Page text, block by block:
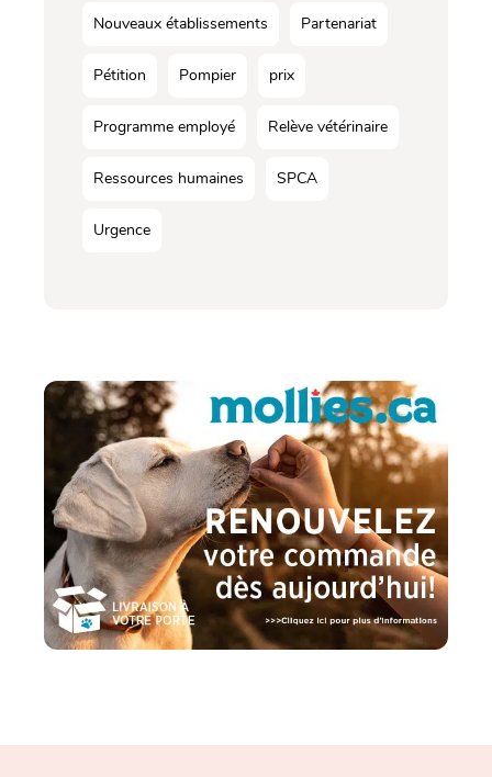
Nouveaux établissements Partenariat
Pétition Pompier prix
Programme employé Relève vétérinaire
Ressources humaines SPCA
Urgence